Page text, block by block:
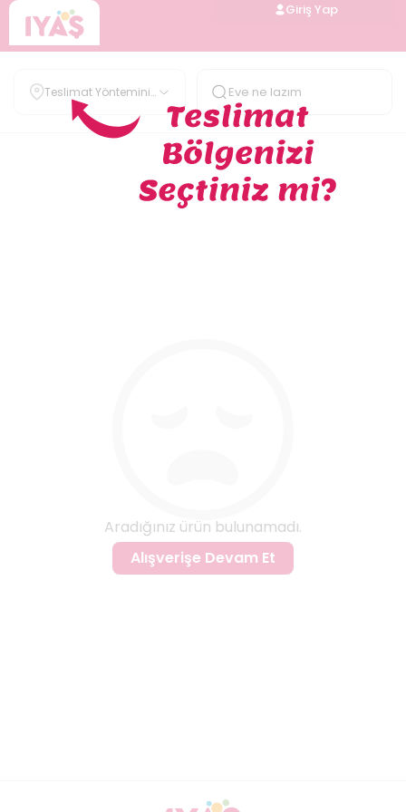
Giriş Yap
Teslimat Yöntemini
Belirle
Aradığınız ürün bulunamadı.
Alışverişe Devam Et